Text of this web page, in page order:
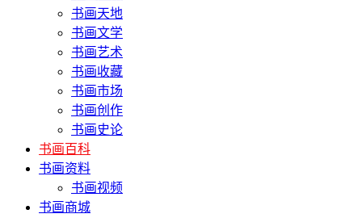
书画天地
书画文学
书画艺术
书画收藏
书画市场
书画创作
书画史论
书画百科
书画资料
书画视频
书画商城